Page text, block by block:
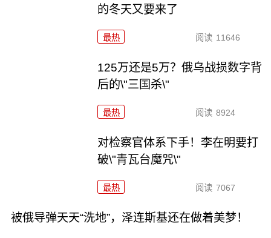
的冬天又要来了
最热 阅读 11646
125万还是5万？俄乌战损数字背
后的\"三国杀\"
最热 阅读 8924
对检察官体系下手！李在明要打
破\"青瓦台魔咒\"
最热 阅读 7067
被俄导弹天天“洗地”，泽连斯基还在做着美梦！